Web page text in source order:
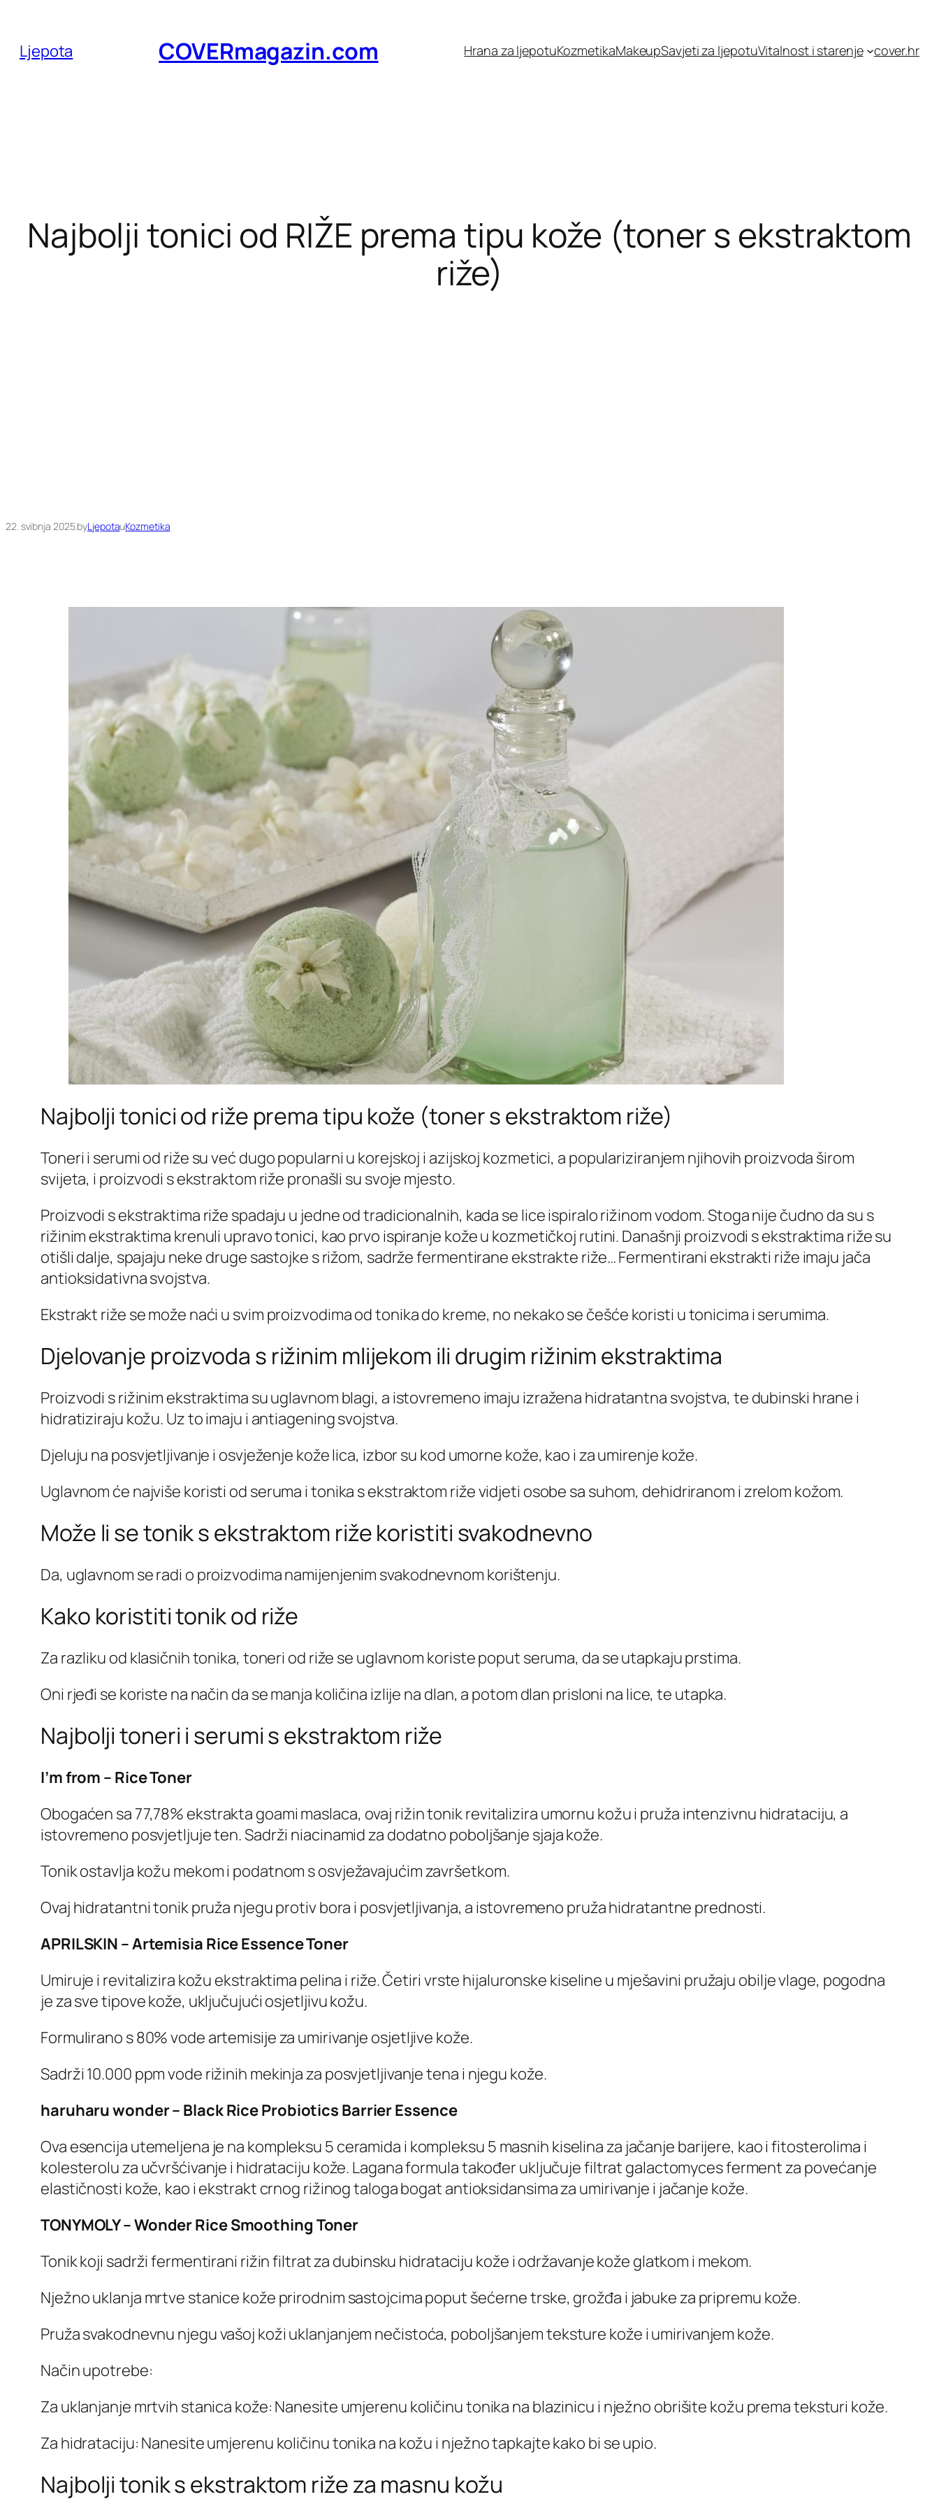
sadržaja
Ljepota COVERmagazin.com Hrana za ljepotuKozmetikaMakeupSavjeti za ljepotuVitalnost i starenje cover.hr
Najbolji tonici od RIŽE prema tipu kože (toner s ekstraktom
riže)
22. svibnja 2025.byLjepotauKozmetika
Najbolji tonici od riže prema tipu kože (toner s ekstraktom riže)
Toneri i serumi od riže su već dugo popularni u korejskoj i azijskoj kozmetici, a populariziranjem njihovih proizvoda širom
svijeta, i proizvodi s ekstraktom riže pronašli su svoje mjesto.
Proizvodi s ekstraktima riže spadaju u jedne od tradicionalnih, kada se lice ispiralo rižinom vodom. Stoga nije čudno da su s
rižinim ekstraktima krenuli upravo tonici, kao prvo ispiranje kože u kozmetičkoj rutini. Današnji proizvodi s ekstraktima riže su
otišli dalje, spajaju neke druge sastojke s rižom, sadrže fermentirane ekstrakte riže… Fermentirani ekstrakti riže imaju jača
antioksidativna svojstva.
Ekstrakt riže se može naći u svim proizvodima od tonika do kreme, no nekako se češće koristi u tonicima i serumima.
Djelovanje proizvoda s rižinim mlijekom ili drugim rižinim ekstraktima
Proizvodi s rižinim ekstraktima su uglavnom blagi, a istovremeno imaju izražena hidratantna svojstva, te dubinski hrane i
hidratiziraju kožu. Uz to imaju i antiagening svojstva.
Djeluju na posvjetljivanje i osvježenje kože lica, izbor su kod umorne kože, kao i za umirenje kože.
Uglavnom će najviše koristi od seruma i tonika s ekstraktom riže vidjeti osobe sa suhom, dehidriranom i zrelom kožom.
Može li se tonik s ekstraktom riže koristiti svakodnevno
Da, uglavnom se radi o proizvodima namijenjenim svakodnevnom korištenju.
Kako koristiti tonik od riže
Za razliku od klasičnih tonika, toneri od riže se uglavnom koriste poput seruma, da se utapkaju prstima.
Oni rjeđi se koriste na način da se manja količina izlije na dlan, a potom dlan prisloni na lice, te utapka.
Najbolji toneri i serumi s ekstraktom riže
I’m from – Rice Toner
Obogaćen sa 77,78% ekstrakta goami maslaca, ovaj rižin tonik revitalizira umornu kožu i pruža intenzivnu hidrataciju, a
istovremeno posvjetljuje ten. Sadrži niacinamid za dodatno poboljšanje sjaja kože.
Tonik ostavlja kožu mekom i podatnom s osvježavajućim završetkom.
Ovaj hidratantni tonik pruža njegu protiv bora i posvjetljivanja, a istovremeno pruža hidratantne prednosti.
APRILSKIN – Artemisia Rice Essence Toner
Umiruje i revitalizira kožu ekstraktima pelina i riže. Četiri vrste hijaluronske kiseline u mješavini pružaju obilje vlage, pogodna
je za sve tipove kože, uključujući osjetljivu kožu.
Formulirano s 80% vode artemisije za umirivanje osjetljive kože.
Sadrži 10.000 ppm vode rižinih mekinja za posvjetljivanje tena i njegu kože.
haruharu wonder – Black Rice Probiotics Barrier Essence
Ova esencija utemeljena je na kompleksu 5 ceramida i kompleksu 5 masnih kiselina za jačanje barijere, kao i fitosterolima i
kolesterolu za učvršćivanje i hidrataciju kože. Lagana formula također uključuje filtrat galactomyces ferment za povećanje
elastičnosti kože, kao i ekstrakt crnog rižinog taloga bogat antioksidansima za umirivanje i jačanje kože.
TONYMOLY – Wonder Rice Smoothing Toner
Tonik koji sadrži fermentirani rižin filtrat za dubinsku hidrataciju kože i održavanje kože glatkom i mekom.
Nježno uklanja mrtve stanice kože prirodnim sastojcima poput šećerne trske, grožđa i jabuke za pripremu kože.
Pruža svakodnevnu njegu vašoj koži uklanjanjem nečistoća, poboljšanjem teksture kože i umirivanjem kože.
Način upotrebe:
Za uklanjanje mrtvih stanica kože: Nanesite umjerenu količinu tonika na blazinicu i nježno obrišite kožu prema teksturi kože.
Za hidrataciju: Nanesite umjerenu količinu tonika na kožu i nježno tapkajte kako bi se upio.
Najbolji tonik s ekstraktom riže za masnu kožu